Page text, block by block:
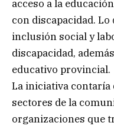
acceso a la
con discapacidad.
inclusión social y
discapacidad,
educativo provincial.
La iniciativa contaría
sectores de la
organizaciones que